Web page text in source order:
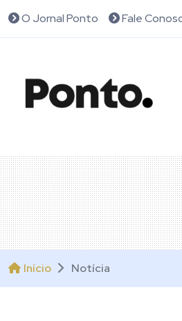
O Jornal Ponto Fale
Início Notícia